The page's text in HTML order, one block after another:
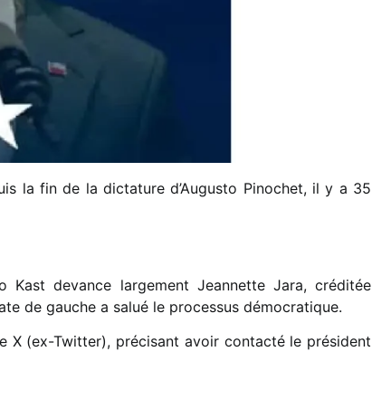
la fin de la dictature d’Augusto Pinochet, il y a 35
devance largement Jeannette Jara, créditée
de gauche a salué le processus démocratique.
X (ex-Twitter), précisant avoir contacté le président